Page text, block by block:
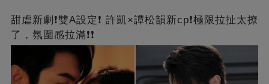
甜虐新劇❗雙A設定❗ 許凱×譚松韻新cp❗️極限拉扯太撩
了，氛圍感拉滿❗❗